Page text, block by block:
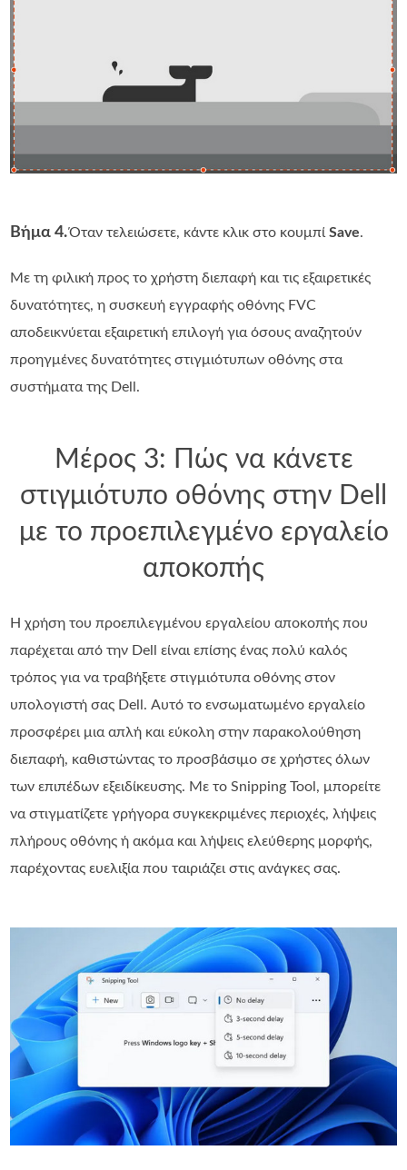
Βήμα 4.Όταν τελειώσετε, κάντε κλικ στο κουμπίSave.
Με τη φιλική προς το χρήστη διεπαφή και τις εξαιρετικές
δυνατότητες, η συσκευή εγγραφής οθόνης FVC
αποδεικνύεται εξαιρετική επιλογή για όσους αναζητούν
προηγμένες δυνατότητες στιγμιότυπων οθόνης στα
συστήματα της Dell.
Μέρος 3: Πώς να κάνετε
στιγμιότυπο οθόνης στην Dell
με το προεπιλεγμένο εργαλείο
αποκοπής
Η χρήση του προεπιλεγμένου εργαλείου αποκοπής που
παρέχεται από την Dell είναι επίσης ένας πολύ καλός
τρόπος για να τραβήξετε στιγμιότυπα οθόνης στον
υπολογιστή σας Dell. Αυτό το ενσωματωμένο εργαλείο
προσφέρει μια απλή και εύκολη στην παρακολούθηση
διεπαφή, καθιστώντας το προσβάσιμο σε χρήστες όλων
των επιπέδων εξειδίκευσης. Με το Snipping Tool, μπορείτε
να στιγματίζετε γρήγορα συγκεκριμένες περιοχές, λήψεις
πλήρους οθόνης ή ακόμα και λήψεις ελεύθερης μορφής,
παρέχοντας ευελιξία που ταιριάζει στις ανάγκες σας.